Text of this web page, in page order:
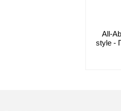
All-
style -